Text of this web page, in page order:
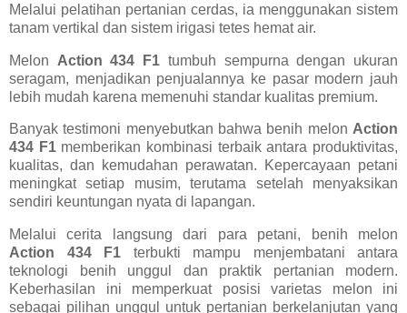
Melalui pelatihan pertanian cerdas, ia menggunakan sistem
tanam vertikal dan sistem irigasi tetes hemat air.
Melon Action 434 F1 tumbuh sempurna dengan ukuran
seragam, menjadikan penjualannya ke pasar modern jauh
lebih mudah karena memenuhi standar kualitas premium.
Banyak testimoni menyebutkan bahwa benih melon Action
434 F1memberikan kombinasi terbaik antara produktivitas,
kualitas, dan kemudahan perawatan. Kepercayaan petani
meningkat setiap musim, terutama setelah menyaksikan
sendiri keuntungan nyata di lapangan.
Melalui cerita langsung dari para petani, benih melon
Action 434 F1 terbukti mampu menjembatani antara
teknologi benih unggul dan praktik pertanian modern.
Keberhasilan ini memperkuat posisi varietas melon ini
sebagai pilihan unggul untuk pertanian berkelanjutan yang